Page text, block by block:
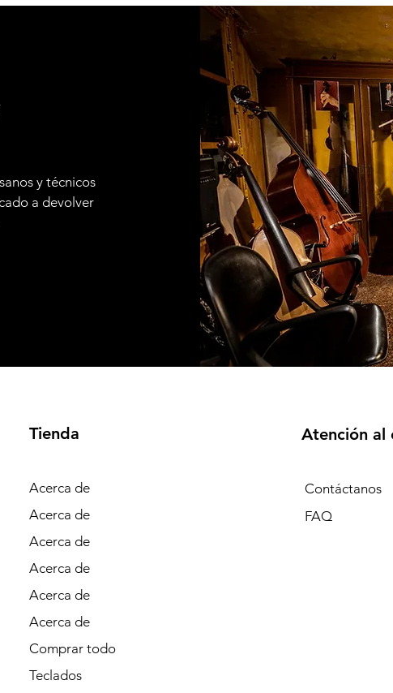
y técnicos
a devolver
Tienda
Acerca de
Acerca de
Acerca de
Acerca de
Acerca de
Acerca de
Comprar todo
Teclados
Atención al
Contáctanos
FAQ